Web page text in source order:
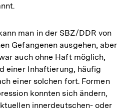
man in der SBZ/DDR von
Gefangenen ausgehen, aber
auch ohne Haft möglich,
einer Inhaftierung, häufig
einer solchen fort. Formen
konnten sich ändern,
innerdeutschen- oder